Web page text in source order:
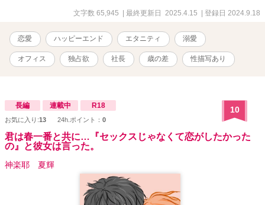
文字数 65,945 | 最終更新日 2025.4.15 | 登録日 2024.9.18
恋愛 ハッピーエンド エタニティ 溺愛
オフィス 独占欲 社長 歳の差 性描写あり
長編 連載中 R18
お気に入り:13 24h.ポイント： 0
10
君は春一番と共に…『セックスじゃなくて恋がしたかった
の』と彼女は言った。
神楽耶 夏輝